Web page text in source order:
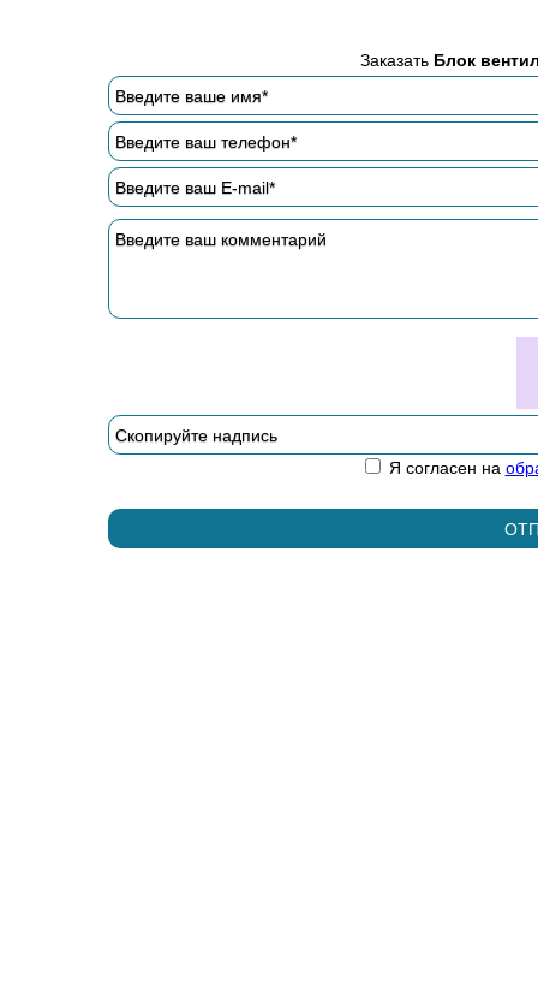
Заказать Блок
Я согласен на